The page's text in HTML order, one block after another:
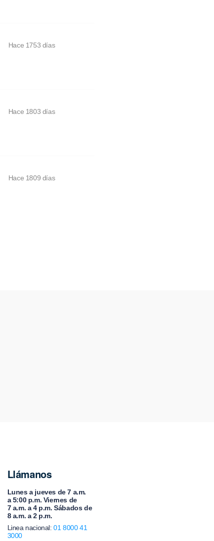
Hace 1753 días
Hace 1803 días
Hace 1809 días
Llámanos
Lunes a jueves de 7 a.m.
a 5:00 p.m. Viernes de
7 a.m. a 4 p.m. Sábados de
8 a.m. a 2 p.m.
Linea nacional:01 8000 41
3000